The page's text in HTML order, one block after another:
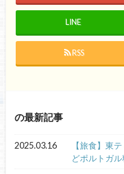
LINE
RSS
の最新記事
2025.03.16
【旅食】東
どポルトガ